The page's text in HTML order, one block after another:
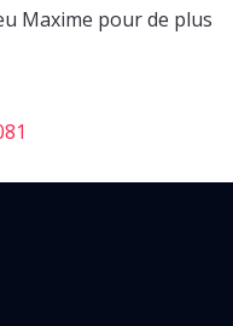
Maxime pour de plus